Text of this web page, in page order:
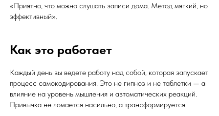
«Приятно, что можно слушать записи дома. Метод мягкий, но
эффективный».
Как это работает
Каждый день вы ведете работу над собой, которая запускает
процесс самокодирования. Это не гипноз и не таблетки — а
влияние на уровень мышления и автоматических реакций.
Привычка не ломается насильно, а трансформируется.